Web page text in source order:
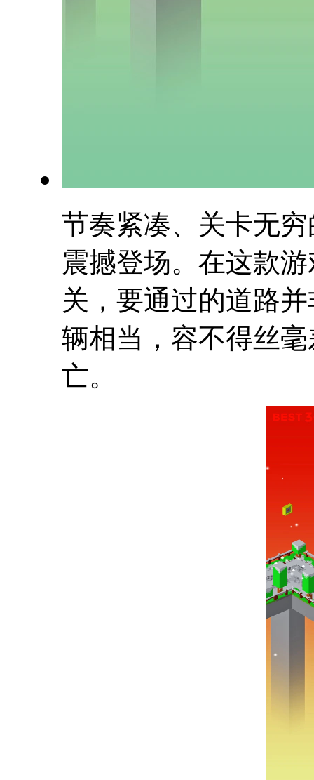
节奏紧凑、关卡无
震撼登场。在这款
关，要通过的道路
辆相当，容不得丝
亡。